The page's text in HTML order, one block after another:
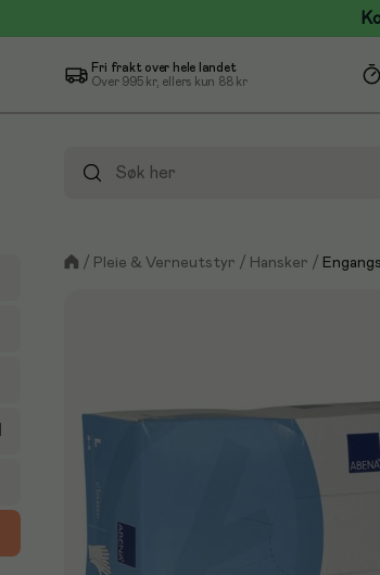
Fri frakt over hele landet
Over 995 kr, ellers kun 88 kr
/ Pleie & Verneutstyr / Hansker /